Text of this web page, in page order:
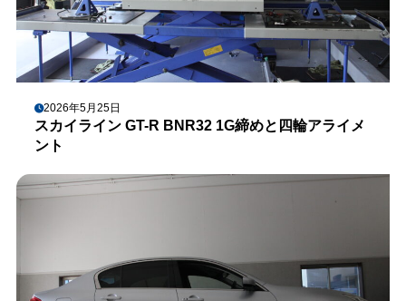
2026年5月25日
スカイライン GT-R BNR32 1G締めと四輪アライメ
ント